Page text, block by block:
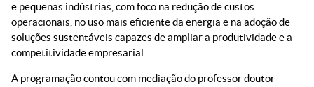
e pequenas indústrias, com foco na redução de custos
operacionais, no uso mais eficiente da energia e na adoção de
soluções sustentáveis capazes de ampliar a produtividade e a
competitividade empresarial.
A programação contou com mediação do professor doutor